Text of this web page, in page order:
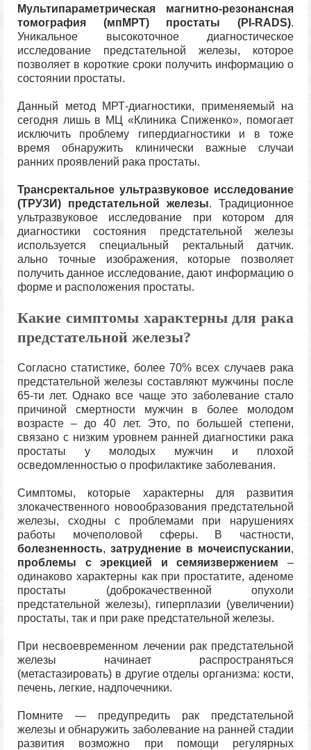
Мультипараметрическая магнитно-резонансная
томография (мпМРТ) простаты (PI-RADS).
Уникальное высокоточное диагностическое
исследование предстательной железы, которое
позволяет в короткие сроки получить информацию о
состоянии простаты.
Данный метод МРТ-диагностики, применяемый на
сегодня лишь в МЦ «Клиника Спиженко», помогает
исключить проблему гипердиагностики и в тоже
время обнаружить клинически важные случаи
ранних проявлений рака простаты.
Трансректальное ультразвуковое исследование
(ТРУЗИ) предстательной железы. Традиционное
ультразвуковое исследование при котором для
диагностики состояния предстательной железы
используется специальный ректальный датчик.
ально точные изображения, которые позволяет
получить данное исследование, дают информацию о
форме и расположения простаты.
Какие симптомы характерны для рака
предстательной железы?
Согласно статистике, более 70% всех случаев рака
предстательной железы составляют мужчины после
65-ти лет. Однако все чаще это заболевание стало
причиной смертности мужчин в более молодом
возрасте – до 40 лет. Это, по большей степени,
связано с низким уровнем ранней диагностики рака
простаты у молодых мужчин и плохой
осведомленностью о профилактике заболевания.
Симптомы, которые характерны для развития
злокачественного новообразования предстательной
железы, сходны с проблемами при нарушениях
работы мочеполовой сферы. В частности,
болезненность, затруднение в мочеиспускании,
проблемы с эрекцией и семяизвержением –
одинаково характерны как при простатите, аденоме
простаты (доброкачественной опухоли
предстательной железы), гиперплазии (увеличении)
простаты, так и при раке предстательной железы.
При несвоевременном лечении рак предстательной
железы начинает распространяться
(метастазировать) в другие отделы организма: кости,
печень, легкие, надпочечники.
Помните — предупредить рак предстательной
железы и обнаружить заболевание на ранней стадии
развития возможно при помощи регулярных